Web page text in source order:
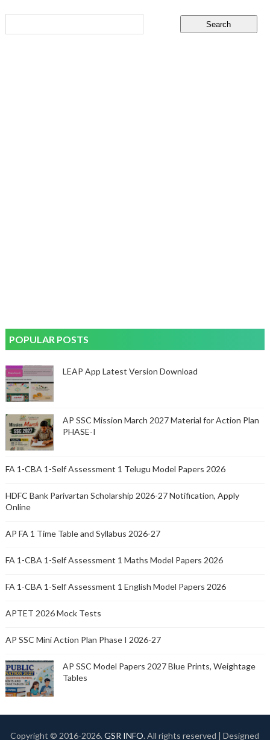
POPULAR POSTS
LEAP App Latest Version Download
AP SSC Mission March 2027 Material for Action Plan
PHASE-I
FA 1-CBA 1-Self Assessment 1 Telugu Model Papers 2026
HDFC Bank Parivartan Scholarship 2026-27 Notification, Apply
Online
AP FA 1 Time Table and Syllabus 2026-27
FA 1-CBA 1-Self Assessment 1 Maths Model Papers 2026
FA 1-CBA 1-Self Assessment 1 English Model Papers 2026
APTET 2026 Mock Tests
AP SSC Mini Action Plan Phase I 2026-27
AP SSC Model Papers 2027 Blue Prints, Weightage
Tables
Copyright © 2016-2026.GSR INFO. All rights reserved | Designed